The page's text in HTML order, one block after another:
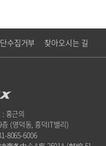
수집거부 찾아오시는 길
: 홍근의
(영덕동, 흥덕IT밸리)
8065-6006